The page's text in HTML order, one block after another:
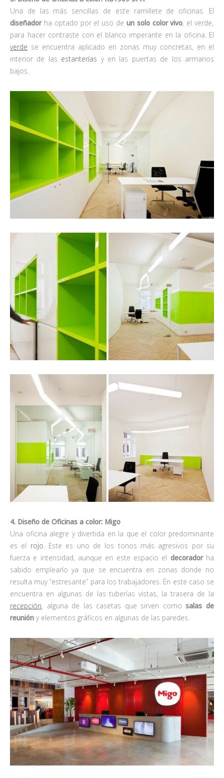
Una de las más sencillas de este ramillete de oficinas. El
diseñadorha optado por el uso de un solo color vivo, el verde,
para hacer contraste con el blanco imperante en la oficina. El
verde se encuentra aplicado en zonas muy concretas, en el
interior de las estanterías y en las puertas de los armarios
bajos.
4. Diseño de Oficinas a color: Migo
Una oficina alegre y divertida en la que el color predominante
es el rojo . Este es uno de los tonos más agresivos por su
fuerza e intensidad, aunque en este espacio el decoradorha
sabido emplearlo ya que se encuentra en zonas donde no
resulta muy “estresante” para los trabajadores. En este caso se
encuentra en algunas de las tuberías vistas, la trasera de la
recepción, alguna de las casetas que sirven comosalas de
reunión y elementos gráficos en algunas de las paredes.